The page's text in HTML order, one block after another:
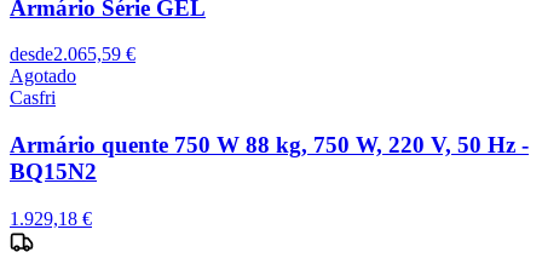
Armário Série GEL
desde2.065,59 €
Agotado
Casfri
Armário quente 750 W 88 kg, 750 W, 220 V, 50 Hz -
BQ15N2
1.929,18 €